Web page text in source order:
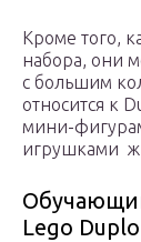
Кроме того,
набора, они
с большим
относится к
мини-
игрушками
Lego Duplo